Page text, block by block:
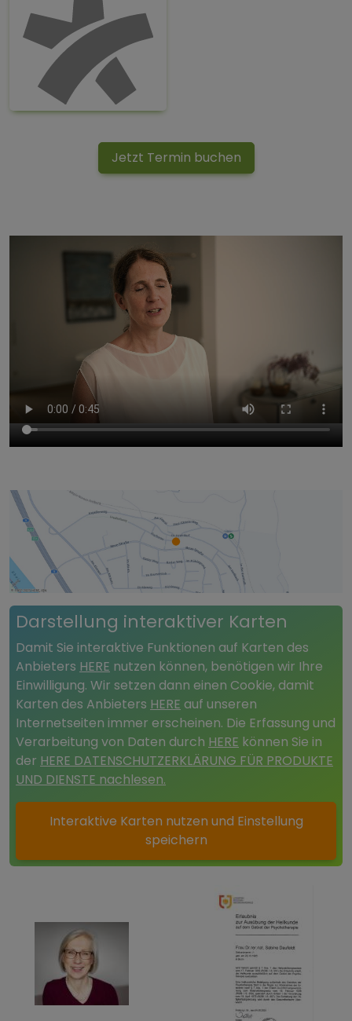
Jetzt Termin buchen
Darstellung interaktiver Karten
Damit Sie interaktive Funktionen auf Karten des
Anbieters HERE nutzen können, benötigen wir Ihre
Einwilligung. Wir setzen dann einen Cookie, damit
Karten des Anbieters HERE auf unseren
Internetseiten immer erscheinen. Die Erfassung und
Verarbeitung von Daten durch HERE können Sie in
der HERE DATENSCHUTZERKLÄRUNG FÜR PRODUKTE
UND DIENSTE nachlesen.
Interaktive Karten nutzen und Einstellung
speichern